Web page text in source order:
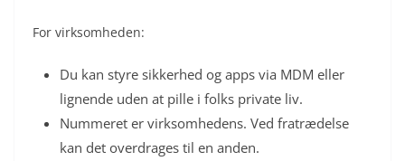
For virksomheden:
Du kan styre sikkerhed og apps via MDM eller
lignende uden at pille i folks private liv.
Nummeret er virksomhedens. Ved fratrædelse
kan det overdrages til en anden.